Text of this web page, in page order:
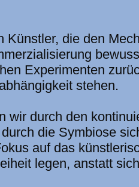
Künstler, die den
Experimenten
stehen.
wir durch den
die Symbiose
auf das
legen, anstatt